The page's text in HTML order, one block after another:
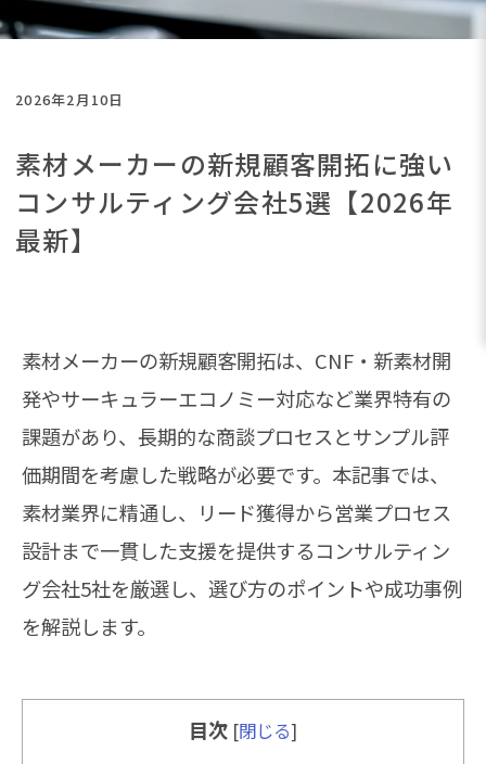
2026年2月10日
素材メーカーの新規顧客開拓に強い
コンサルティング会社5選【2026年
最新】
素材メーカーの新規顧客開拓は、CNF・新素材開
発やサーキュラーエコノミー対応など業界特有の
課題があり、長期的な商談プロセスとサンプル評
価期間を考慮した戦略が必要です。本記事では、
素材業界に精通し、リード獲得から営業プロセス
設計まで一貫した支援を提供するコンサルティン
グ会社5社を厳選し、選び方のポイントや成功事例
を解説します。
目次 [閉じる]